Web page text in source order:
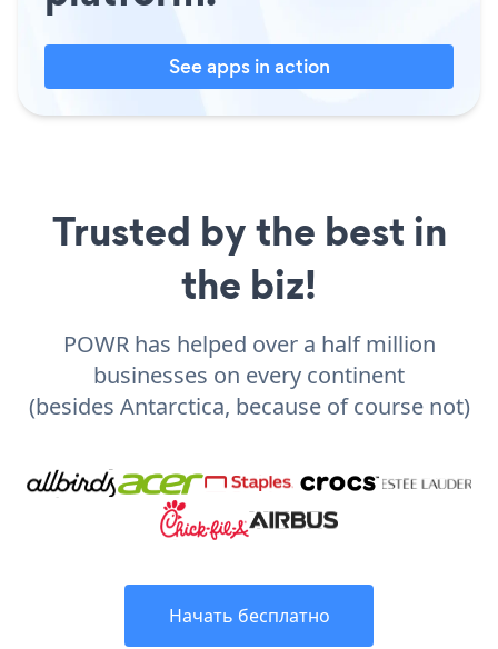
See apps in action
Trusted by the best in
the biz!
POWR has helped over a half million
businesses on every continent
(besides Antarctica, because of course not)
Начать бесплатно